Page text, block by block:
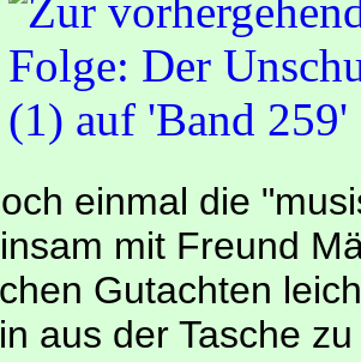
einmal die
mit Freund
Gutachten
aus der Tasche